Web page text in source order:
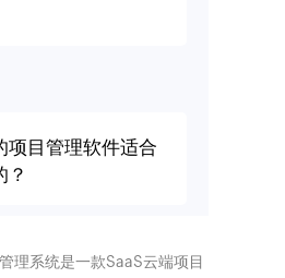
项目管理软件适合
？
理系统是一款SaaS云端项目